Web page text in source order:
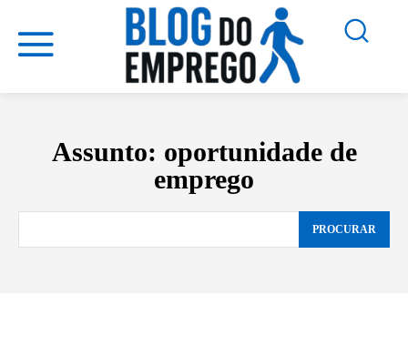
Assunto: oportunidade de
emprego
PROCURAR